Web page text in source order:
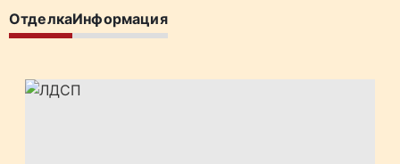
ОтделкаИнформация